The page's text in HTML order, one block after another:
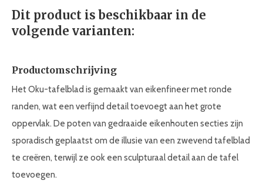
Dit product is beschikbaar in de
volgende varianten:
Productomschrijving
Het Oku-tafelblad is gemaakt van eikenfineer met ronde
randen, wat een verfijnd detail toevoegt aan het grote
oppervlak. De poten van gedraaide eikenhouten secties zijn
sporadisch geplaatst om de illusie van een zwevend tafelblad
te creëren, terwijl ze ook een sculpturaal detail aan de tafel
toevoegen.